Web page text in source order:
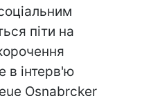
піти на
в інтерв'ю
Osnabrcker